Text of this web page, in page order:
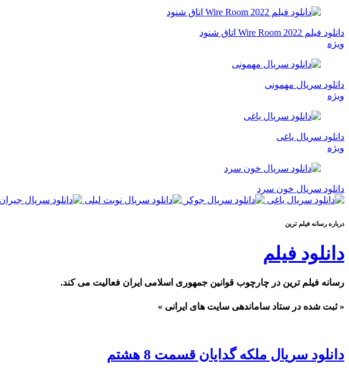
دانلود فیلم Wire Room 2022 اتاق شنود
ویژه
دانلود سریال مهمونی
ویژه
دانلود سریال یاغی
ویژه
دانلود سریال خون سرد
درباره رسانه فيلم ترين
دانلود فیلم
رسانه فیلم ترین در چارچوب قوانین جمهوری اسلامی ایران فعالیت می کند.
« ثبت شده در ستاد ساماندهی سایت های ایرانی »
دانلود سریال ملکه گدایان قسمت 8 هشتم